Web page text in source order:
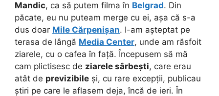
Mandic, ca să putem filma în Belgrad. Din
păcate, eu nu puteam merge cu ei, așa că s-a
dus doar Mile Cărpenișan. I-am așteptat pe
terasa de lângă Media Center, unde am răsfoit
ziarele, cu o cafea în față. Începusem să mă
cam plictisesc de ziarele sârbești, care erau
atât de previzibile și, cu rare excepții, publicau
știri pe care le aflasem deja, încă de ieri. În